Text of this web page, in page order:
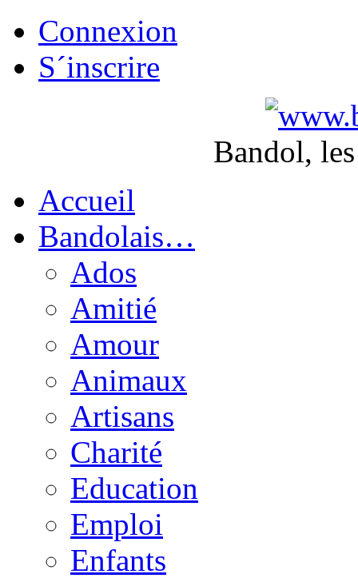
Connexion
S´inscrire
Bandol,
Accueil
Bandolais…
Ados
Amitié
Amour
Animaux
Artisans
Charité
Education
Emploi
Enfants